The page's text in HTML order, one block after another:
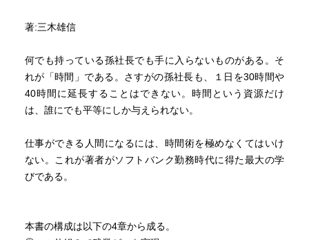
著:三木雄信
何でも持っている孫社長でも手に入らないものがある。そ
れが「時間」である。さすがの孫社長も、１日を30時間や
40時間に延長することはできない。時間という資源だけ
は、誰にでも平等にしか与えられない。
仕事ができる人間になるには、時間術を極めなくてはいけ
ない。これが著者がソフトバンク勤務時代に得た最大の学
びである。
本書の構成は以下の4章から成る。